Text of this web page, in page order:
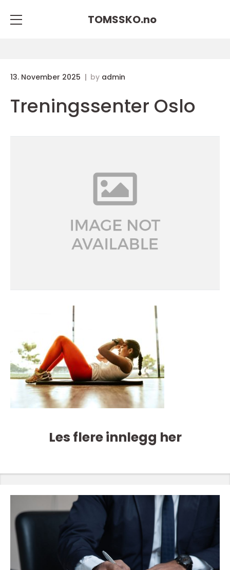
TOMSSKO.no
13. November 2025 by admin
Treningssenter Oslo
Les flere innlegg her